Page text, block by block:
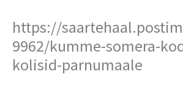
https://
9962/kumme-somera-
kolisid-parnumaale